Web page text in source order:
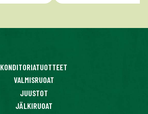
KONDITORIATUOTTEET
VALMISRUOAT
JUUSTOT
JÄLKIRUOAT